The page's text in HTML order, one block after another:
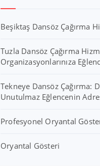
Beşiktaş Dansöz Çağırma
Tuzla Dansöz Çağırma
Organizasyonlarınıza
Tekneye Dansöz Çağırma:
Unutulmaz Eğlencenin
Profesyonel Oryantal
Oryantal Gösteri